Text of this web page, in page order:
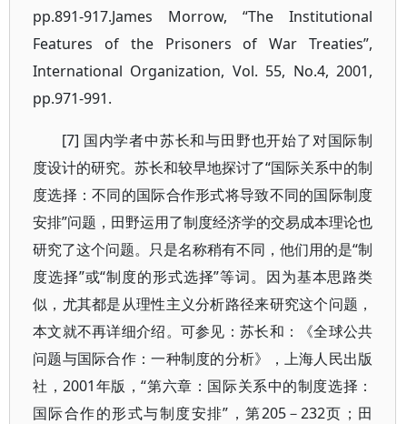
pp.891-917.James Morrow, “The Institutional
Features of the Prisoners of War Treaties”,
International Organization, Vol. 55, No.4, 2001,
pp.971-991.
[7] 国内学者中苏长和与田野也开始了对国际制
度设计的研究。苏长和较早地探讨了“国际关系中的制
度选择：不同的国际合作形式将导致不同的国际制度
安排”问题，田野运用了制度经济学的交易成本理论也
研究了这个问题。只是名称稍有不同，他们用的是“制
度选择”或“制度的形式选择”等词。因为基本思路类
似，尤其都是从理性主义分析路径来研究这个问题，
本文就不再详细介绍。可参见：苏长和：《全球公共
问题与国际合作：一种制度的分析》，上海人民出版
社，2001年版，“第六章：国际关系中的制度选择：
国际合作的形式与制度安排”，第205－232页；田